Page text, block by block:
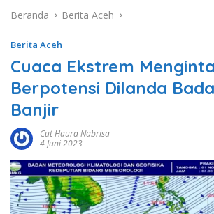
Beranda Berita Aceh
Berita Aceh
Cuaca Ekstrem
Berpotensi Dilanda
Banjir
Cut Haura Nabrisa
4 Juni 2023